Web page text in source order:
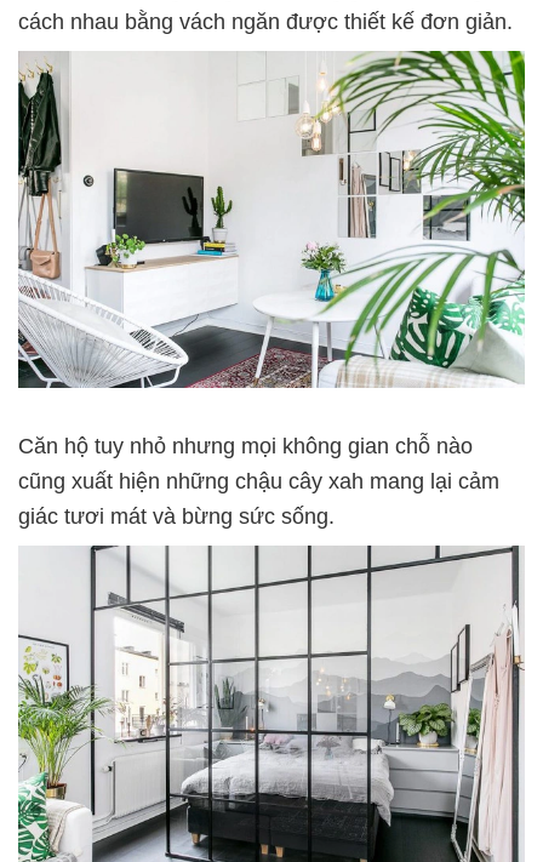
cách nhau bằng vách ngăn được thiết kế đơn giản.
Căn hộ tuy nhỏ nhưng mọi không gian chỗ nào
cũng xuất hiện những chậu cây xah mang lại cảm
giác tươi mát và bừng sức sống.